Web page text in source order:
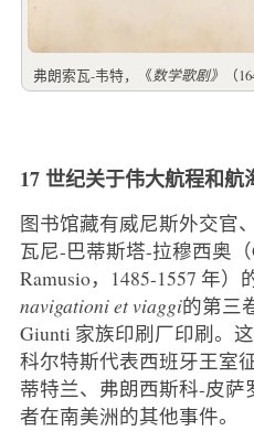
弗朗索瓦-韦特，《数学歌剧》 （
17 世纪关于伟大航程和航
图书馆藏有威尼斯外交官
瓦尼-巴蒂斯塔-拉穆西奥（
Ramusio，1485-1557 年）
navigationi et viaggi的第三
Giunti 家族印刷厂印刷。
科尔特斯代表西班牙王室
蒂特兰、弗朗西斯科-皮
者在南美洲的其他事件。